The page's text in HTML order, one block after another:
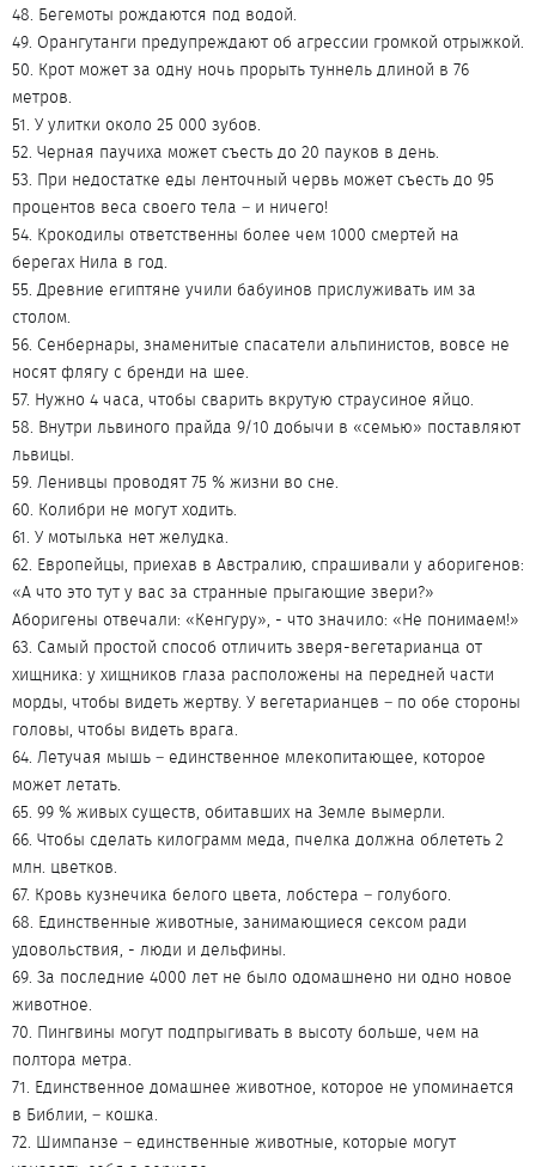
48. Бегемоты рождаются под водой.
49. Орангутанги предупреждают об агрессии громкой отрыжкой.
50. Крот может за одну ночь прорыть туннель длиной в 76
метров.
51. У улитки около 25 000 зубов.
52. Черная паучиха может съесть до 20 пауков в день.
53. При недостатке еды ленточный червь может съесть до 95
процентов веса своего тела – и ничего!
54. Крокодилы ответственны более чем 1000 смертей на
берегах Нила в год.
55. Древние египтяне учили бабуинов прислуживать им за
столом.
56. Сенбернары, знаменитые спасатели альпинистов, вовсе не
носят флягу с бренди на шее.
57. Нужно 4 часа, чтобы сварить вкрутую страусиное яйцо.
58. Внутри львиного прайда 9/10 добычи в «семью» поставляют
львицы.
59. Ленивцы проводят 75 % жизни во сне.
60. Колибри не могут ходить.
61. У мотылька нет желудка.
62. Европейцы, приехав в Австралию, спрашивали у аборигенов:
«А что это тут у вас за странные прыгающие звери?»
Аборигены отвечали: «Кенгуру», - что значило: «Не понимаем!»
63. Самый простой способ отличить зверя-вегетарианца от
хищника: у хищников глаза расположены на передней части
морды, чтобы видеть жертву. У вегетарианцев – по обе стороны
головы, чтобы видеть врага.
64. Летучая мышь – единственное млекопитающее, которое
может летать.
65. 99 % живых существ, обитавших на Земле вымерли.
66. Чтобы сделать килограмм меда, пчелка должна облететь 2
млн. цветков.
67. Кровь кузнечика белого цвета, лобстера – голубого.
68. Единственные животные, занимающиеся сексом ради
удовольствия, - люди и дельфины.
69. За последние 4000 лет не было одомашнено ни одно новое
животное.
70. Пингвины могут подпрыгивать в высоту больше, чем на
полтора метра.
71. Единственное домашнее животное, которое не упоминается
в Библии, – кошка.
72. Шимпанзе – единственные животные, которые могут